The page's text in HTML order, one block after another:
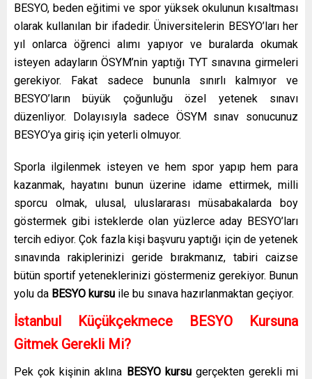
BESYO, beden eğitimi ve spor yüksek okulunun kısaltması
olarak kullanılan bir ifadedir. Üniversitelerin BESYO’ları her
yıl onlarca öğrenci alımı yapıyor ve buralarda okumak
isteyen adayların ÖSYM’nin yaptığı TYT sınavına girmeleri
gerekiyor. Fakat sadece bununla sınırlı kalmıyor ve
BESYO’ların büyük çoğunluğu özel yetenek sınavı
düzenliyor. Dolayısıyla sadece ÖSYM sınav sonucunuz
BESYO’ya giriş için yeterli olmuyor.
Sporla ilgilenmek isteyen ve hem spor yapıp hem para
kazanmak, hayatını bunun üzerine idame ettirmek, milli
sporcu olmak, ulusal, uluslararası müsabakalarda boy
göstermek gibi isteklerde olan yüzlerce aday BESYO’ları
tercih ediyor. Çok fazla kişi başvuru yaptığı için de yetenek
sınavında rakiplerinizi geride bırakmanız, tabiri caizse
bütün sportif yeteneklerinizi göstermeniz gerekiyor. Bunun
yolu da BESYO kursu ile bu sınava hazırlanmaktan geçiyor.
İstanbul Küçükçekmece BESYO Kursuna
Gitmek Gerekli Mi?
Pek çok kişinin aklına BESYO kursu gerçekten gerekli mi